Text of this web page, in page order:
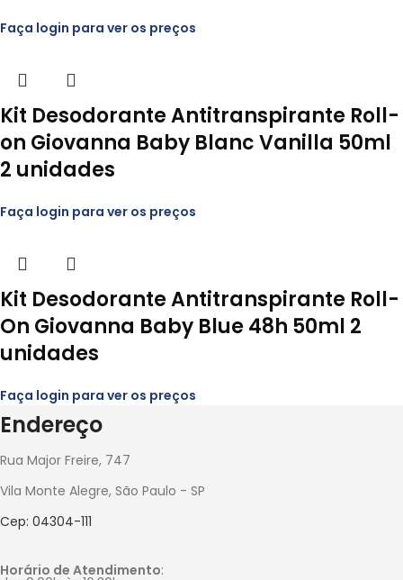
Faça login para ver os preços
Kit Desodorante Antitranspirante Roll-
on Giovanna Baby Blanc Vanilla 50ml
2 unidades
Faça login para ver os preços
Kit Desodorante Antitranspirante Roll-
On Giovanna Baby Blue 48h 50ml 2
unidades
Faça login para ver os preços
Endereço
Rua Major Freire, 747
Vila Monte Alegre, São Paulo - SP
Cep: 04304-111
Horário de Atendimento: